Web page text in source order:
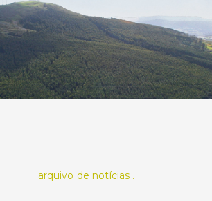
arquivo de notícias .